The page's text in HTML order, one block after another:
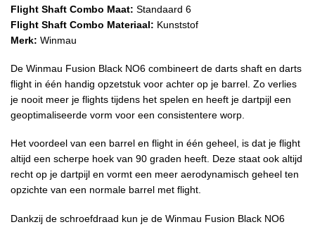
Flight Shaft Combo Maat: Standaard 6
Flight Shaft Combo Materiaal: Kunststof
Merk: Winmau
De Winmau Fusion Black NO6 combineert de darts shaft en darts
flight in één handig opzetstuk voor achter op je barrel. Zo verlies
je nooit meer je flights tijdens het spelen en heeft je dartpijl een
geoptimaliseerde vorm voor een consistentere worp.
Het voordeel van een barrel en flight in één geheel, is dat je flight
altijd een scherpe hoek van 90 graden heeft. Deze staat ook altijd
recht op je dartpijl en vormt een meer aerodynamisch geheel ten
opzichte van een normale barrel met flight.
Dankzij de schroefdraad kun je de Winmau Fusion Black NO6